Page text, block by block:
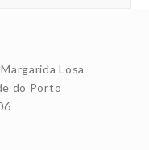
Losa
do Porto